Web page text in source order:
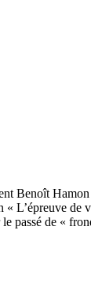
« L’épreuve de
passé de «